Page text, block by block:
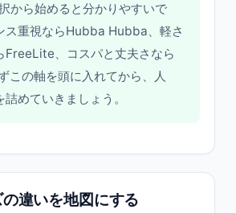
から始めると分かりやすいで
ス重視ならHubba Hubba、軽さ
FreeLite、コスパと丈夫さなら
この軸を頭に入れてから、人
めていきましょう。
違いを地図にする